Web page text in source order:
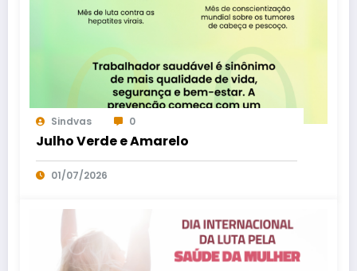
Sindvas 0
Julho Verde e Amarelo
01/07/2026